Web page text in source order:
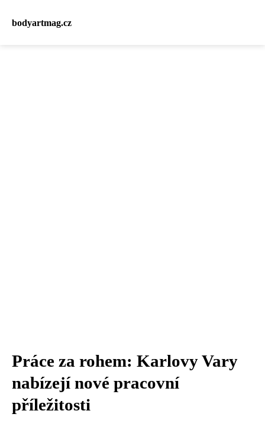
bodyartmag.cz
Práce za rohem: Karlovy Vary
nabízejí nové pracovní
příležitosti